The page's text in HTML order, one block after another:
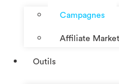
Campagnes
Affiliate
Outils